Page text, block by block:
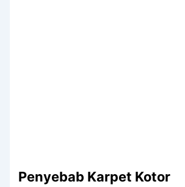
Penyebab Karpet Kotor